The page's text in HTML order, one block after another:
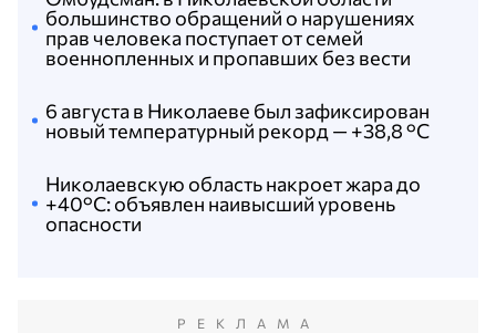
Николаевскую область накроет жара до
+40°C: объявлен наивысший уровень
опасности
6 августа в Николаеве был зафиксирован
новый температурный рекорд — +38,8 °С
большинство обращений о нарушениях
прав человека поступает от семей
военнопленных и пропавших без вести
РЕКЛАМА